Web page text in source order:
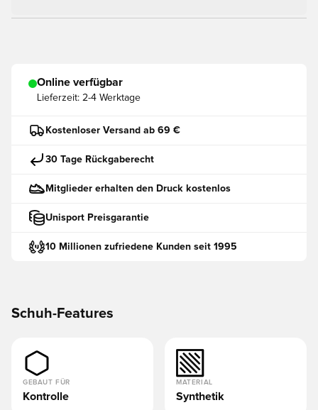
Online verfügbar
Lieferzeit: 2-4 Werktage
Kostenloser Versand ab 69 €
30 Tage Rückgaberecht
Mitglieder erhalten den Druck kostenlos
Unisport Preisgarantie
10 Millionen zufriedene Kunden seit 1995
Schuh-Features
GEBAUT FÜR
Kontrolle
MATERIAL
Synthetik